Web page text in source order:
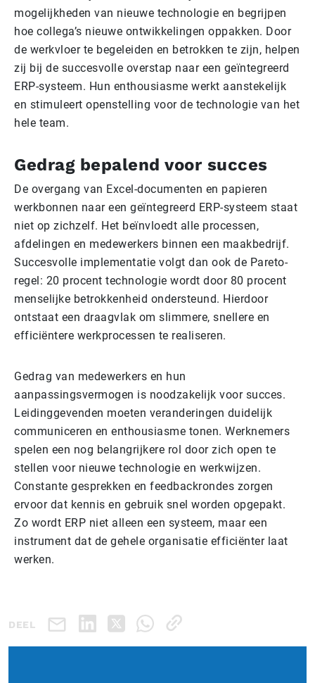
mogelijkheden van nieuwe technologie en begrijpen
hoe collega’s nieuwe ontwikkelingen oppakken. Door
de werkvloer te begeleiden en betrokken te zijn, helpen
zij bij de succesvolle overstap naar een geïntegreerd
ERP-systeem. Hun enthousiasme werkt aanstekelijk
en stimuleert openstelling voor de technologie van het
hele team.
Gedrag bepalend voor succes
De overgang van Excel-documenten en papieren
werkbonnen naar een geïntegreerd ERP-systeem staat
niet op zichzelf. Het beïnvloedt alle processen,
afdelingen en medewerkers binnen een maakbedrijf.
Succesvolle implementatie volgt dan ook de Pareto-
regel: 20 procent technologie wordt door 80 procent
menselijke betrokkenheid ondersteund. Hierdoor
ontstaat een draagvlak om slimmere, snellere en
efficiëntere werkprocessen te realiseren.
Gedrag van medewerkers en hun
aanpassingsvermogen is noodzakelijk voor succes.
Leidinggevenden moeten veranderingen duidelijk
communiceren en enthousiasme tonen. Werknemers
spelen een nog belangrijkere rol door zich open te
stellen voor nieuwe technologie en werkwijzen.
Constante gesprekken en feedbackrondes zorgen
ervoor dat kennis en gebruik snel worden opgepakt.
Zo wordt ERP niet alleen een systeem, maar een
instrument dat de gehele organisatie efficiënter laat
werken.
DEEL